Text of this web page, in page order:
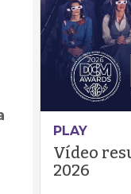
PLAY
Vídeo
2026